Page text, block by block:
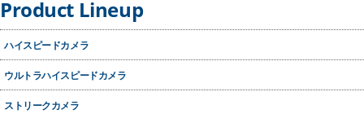
Product Lineup
ハイスピードカメラ
ウルトラハイスピードカメラ
ストリークカメラ